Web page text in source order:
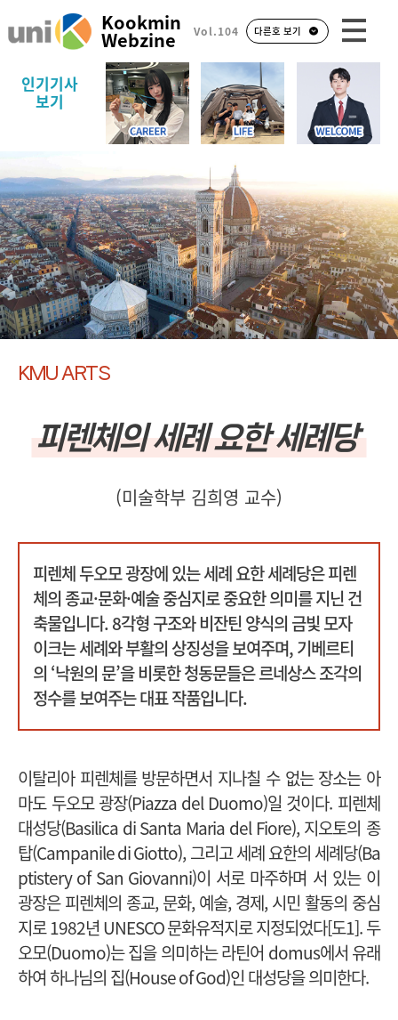
Kookmin
Webzine
Vol.104 다른호 보기
인기기사
보기
KMU ARTS
피렌체의 세례 요한 세례당
(미술학부 김희영 교수)
피렌체 두오모 광장에 있는 세례 요한 세례당은 피렌
체의 종교·문화·예술 중심지로 중요한 의미를 지닌 건
축물입니다. 8각형 구조와 비잔틴 양식의 금빛 모자
이크는 세례와 부활의 상징성을 보여주며, 기베르티
의 ‘낙원의 문’을 비롯한 청동문들은 르네상스 조각의
정수를 보여주는 대표 작품입니다.
이탈리아 피렌체를 방문하면서 지나칠 수 없는 장소는 아
마도 두오모 광장(Piazza del Duomo)일 것이다. 피렌체
대성당(Basilica di Santa Maria del Fiore), 지오토의 종
탑(Campanile di Giotto), 그리고 세례 요한의 세례당(Ba
ptistery of San Giovanni)이 서로 마주하며 서 있는 이
광장은 피렌체의 종교, 문화, 예술, 경제, 시민 활동의 중심
지로 1982년 UNESCO 문화유적지로 지정되었다[도1]. 두
오모(Duomo)는 집을 의미하는 라틴어 domus에서 유래
하여 하나님의 집(House of God)인 대성당을 의미한다.